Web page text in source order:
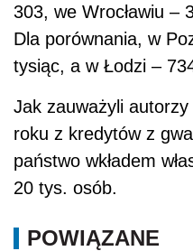
303, we Wrocławiu –
Dla porównania, w
tysiąc, a w Łodzi –
Jak zauważyli autorzy
roku z kredytów z
państwo wkładem
20 tys. osób.
POWIĄZANE